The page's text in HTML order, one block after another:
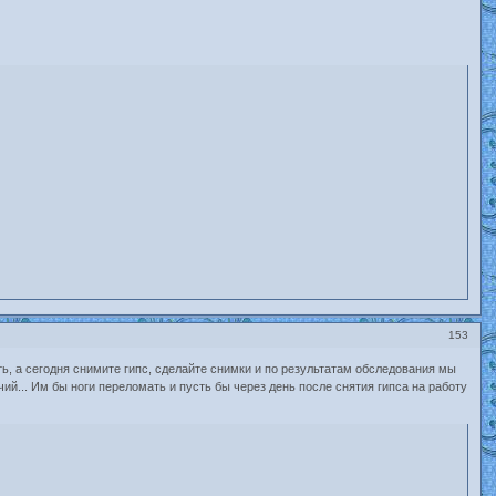
153
а сегодня снимите гипс, сделайте снимки и по результатам обследования мы
Им бы ноги переломать и пусть бы через день после снятия гипса на работу